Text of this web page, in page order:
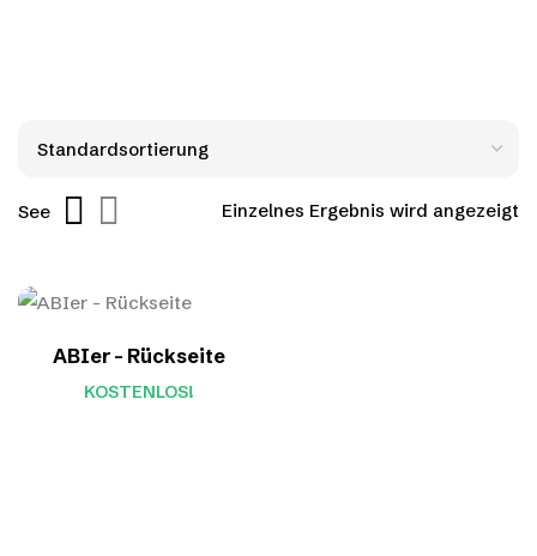
Einzelnes Ergebnis wird angezeigt
See
ABIer – Rückseite
KOSTENLOS!